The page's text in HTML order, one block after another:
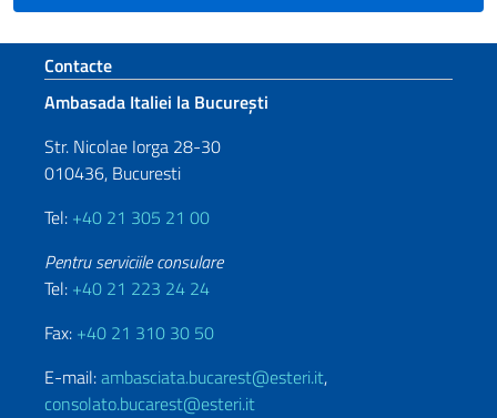
Footer section
Contacte
Ambasada Italiei la București
Str. Nicolae Iorga 28-30
010436, Bucuresti
Tel: +40 21 305 21 00
Pentru serviciile consulare
Tel: +40 21 223 24 24
Fax: +40 21 310 30 50
E-mail:ambasciata.bucarest@esteri.it,
consolato.bucarest@esteri.it